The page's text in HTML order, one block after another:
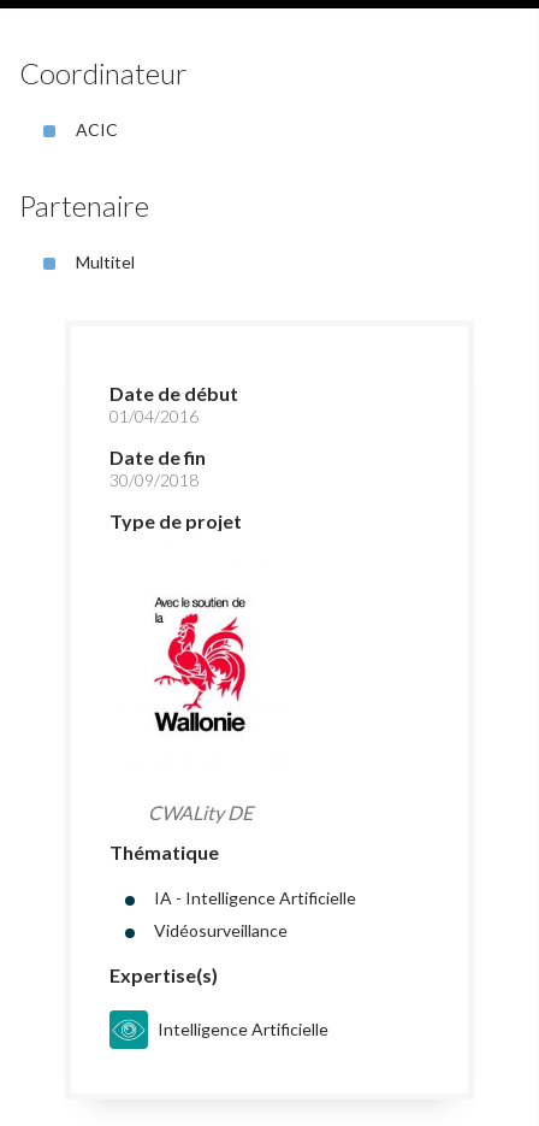
Coordinateur
ACIC
Partenaire
Multitel
Date de début
01/04/2016
Date de fin
30/09/2018
Type de projet
CWALity DE
Thématique
IA - Intelligence Artificielle
Vidéosurveillance
Expertise(s)
Intelligence Artificielle